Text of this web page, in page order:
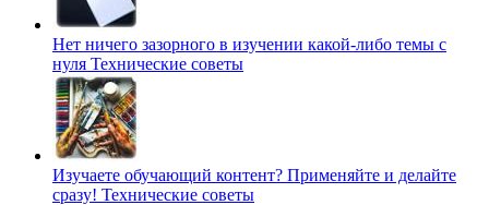
Нет ничего зазорного в изучении какой-либо темы с
нуля Технические советы
Изучаете обучающий контент? Применяйте и делайте
сразу! Технические советы